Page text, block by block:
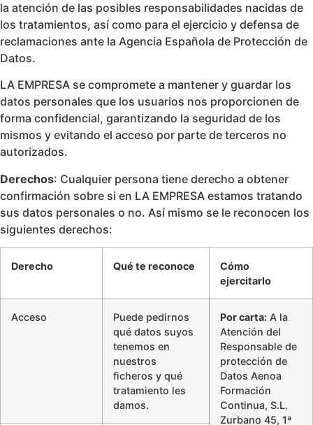
la atención de las posibles responsabilidades nacidas de
los tratamientos, así como para el ejercicio y defensa de
reclamaciones ante la Agencia Española de Protección de
Datos.
LA EMPRESA se compromete a mantener y guardar los
datos personales que los usuarios nos proporcionen de
forma confidencial, garantizando la seguridad de los
mismos y evitando el acceso por parte de terceros no
autorizados.
Derechos: Cualquier persona tiene derecho a obtener
confirmación sobre si en LA EMPRESA estamos tratando
sus datos personales o no. Así mismo se le reconocen los
siguientes derechos:
Derecho Qué te reconoce
Cómo
ejercitarlo
Acceso
Puede pedirnos
qué datos suyos
tenemos en
nuestros
ficheros y qué
tratamiento les
damos.
Por carta: A la
Atención del
Responsable de
protección de
Datos Aenoa
Formación
Continua, S.L.
Zurbano 45, 1ª